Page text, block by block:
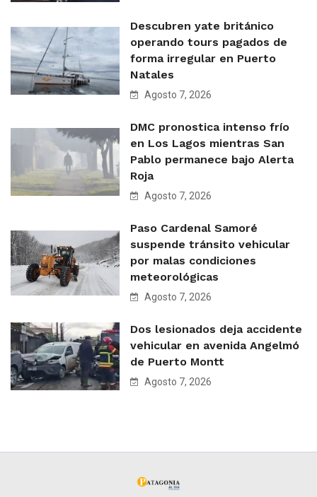
Descubren yate británico
operando tours pagados de
forma irregular en Puerto
Natales
Agosto 7, 2026
DMC pronostica intenso frío
en Los Lagos mientras San
Pablo permanece bajo Alerta
Roja
Agosto 7, 2026
Paso Cardenal Samoré
suspende tránsito vehicular
por malas condiciones
meteorológicas
Agosto 7, 2026
Dos lesionados deja accidente
vehicular en avenida Angelmó
de Puerto Montt
Agosto 7, 2026